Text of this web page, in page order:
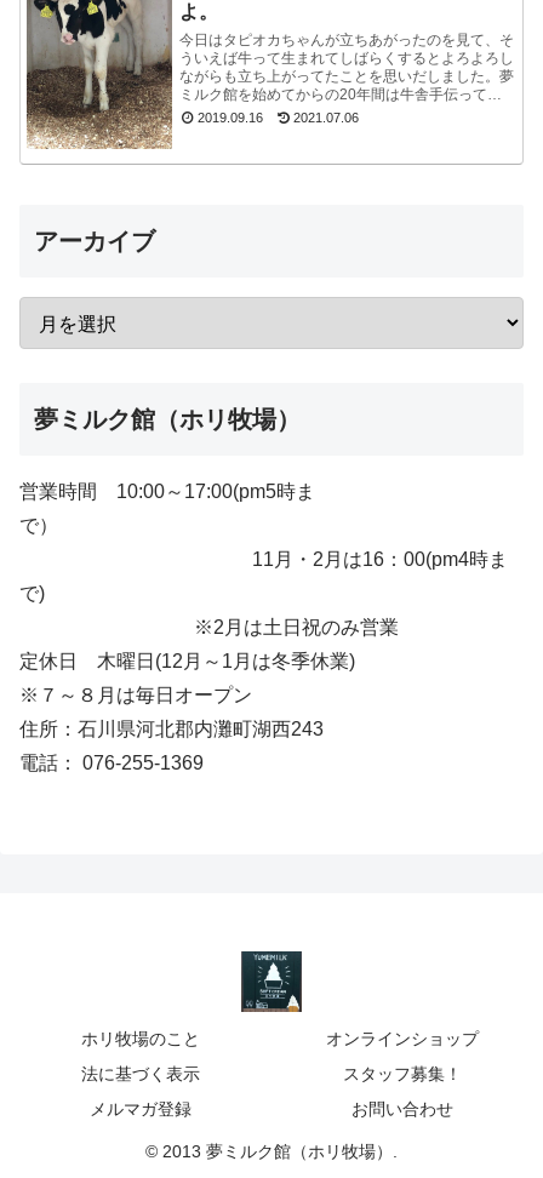
よ。
今日はタピオカちゃんが立ちあがったのを見て、そ
ういえば牛って生まれてしばらくするとよろよろし
ながらも立ち上がってたことを思いだしました。夢
ミルク館を始めてからの20年間は牛舎手伝ってな
いので、うっかり忘れてました。ちょうど牧場長が
2019.09.16 2021.07.06
アーカイブ
夢ミルク館（ホリ牧場）
営業時間 10:00～17:00(pm5時ま
で）
11月・2月は16：00(pm4時ま
で)
※2月は土日祝のみ営業
定休日 木曜日(12月～1月は冬季休業)
※７～８月は毎日オープン
住所：石川県河北郡内灘町湖西243
電話： 076-255-1369
ホリ牧場のこと
オンラインショップ
法に基づく表示
スタッフ募集！
メルマガ登録
お問い合わせ
© 2013 夢ミルク館（ホリ牧場）.